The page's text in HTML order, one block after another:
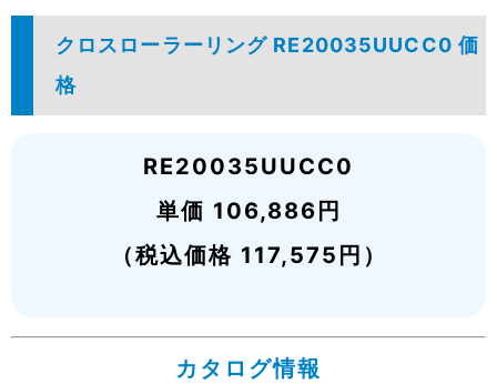
クロスローラーリング RE20035UUCC0 価
格
RE20035UUCC0
単価 106,886円
（税込価格 117,575円）
カタログ情報